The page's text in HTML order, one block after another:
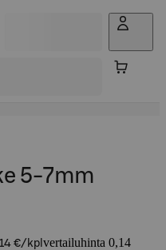
5-7mm
€/kpl vertailuhinta 0,14